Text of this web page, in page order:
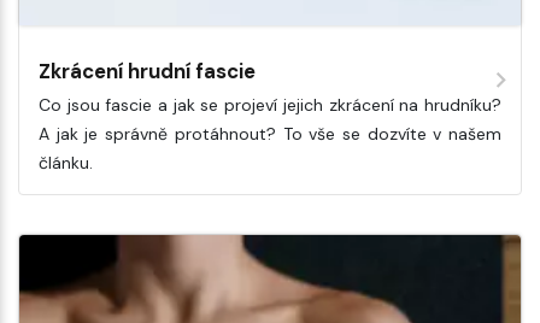
Zkrácení hrudní fascie
Co jsou fascie a jak se projeví jejich zkrácení na hrudníku?
A jak je správně protáhnout? To vše se dozvíte v našem
článku.